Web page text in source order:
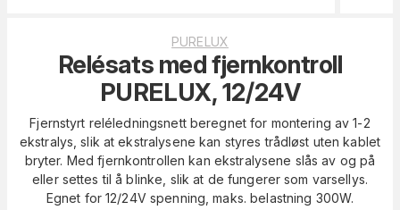
PURELUX
Relésats med fjernkontroll
PURELUX, 12/24V
Fjernstyrt reléledningsnett beregnet for montering av 1-2
ekstralys, slik at ekstralysene kan styres trådløst uten kablet
bryter. Med fjernkontrollen kan ekstralysene slås av og på
eller settes til å blinke, slik at de fungerer som varsellys.
Egnet for 12/24V spenning, maks. belastning 300W.